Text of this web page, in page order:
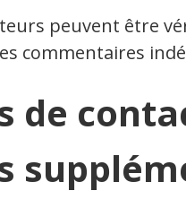
peuvent être
commentaires
de